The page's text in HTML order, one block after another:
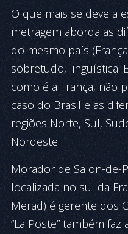
O que mais se deve a
metragem aborda as
do mesmo país
sobretudo, linguística.
como é a França, não
caso do Brasil e as
regiões Norte, Sul,
Nordes­te.
Morador de Salon-de-
localizada no sul da
Merad) é gerente dos
“La Poste” também